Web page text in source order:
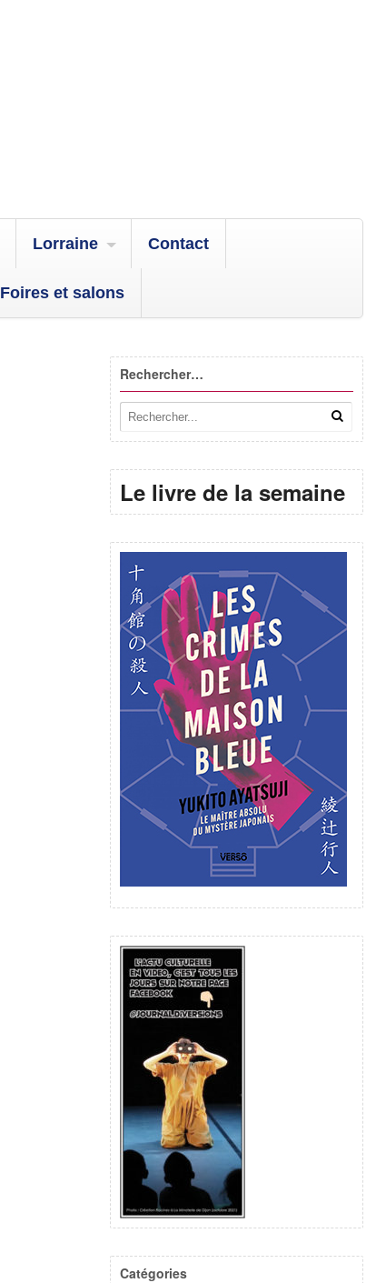
Lorraine Contact
Foires et salons
Rechercher…
Le livre de la semaine
Catégories